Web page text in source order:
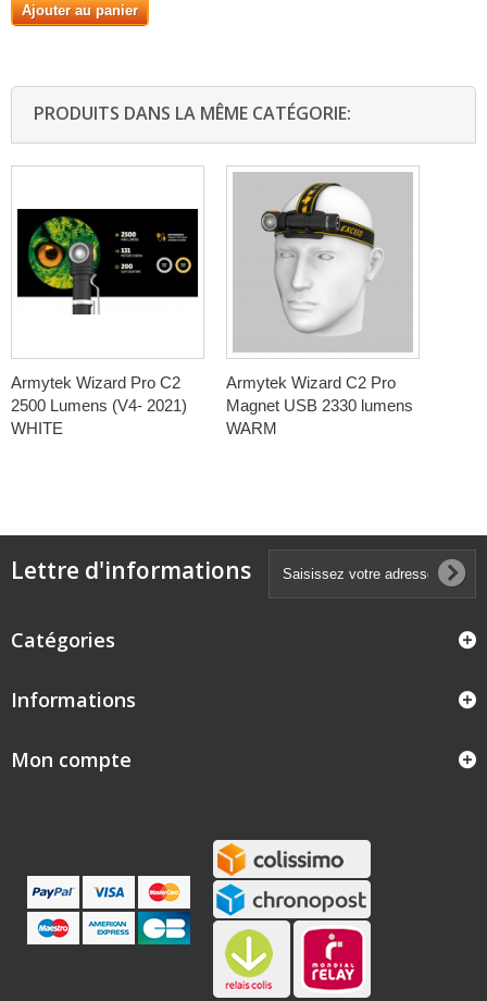
Ajouter au panier
PRODUITS DANS LA MÊME CATÉGORIE:
Armytek Wizard Pro C2
2500 Lumens (V4- 2021)
WHITE
Armytek Wizard C2 Pro
Magnet USB 2330 lumens
WARM
Lettre d'informations
Catégories
Informations
Mon compte